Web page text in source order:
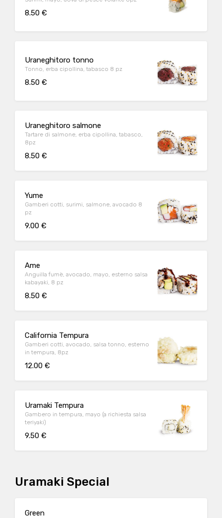
8.50 €
Uraneghitoro tonno
Tonno, erba cipollina, tabasco 8 pz
8.50 €
Uraneghitoro salmone
Tartare di salmone, erba cipollina, tabasco,
8pz
8.50 €
Yume
Gamberi cotti, surimi, salmone, avocado 8
pz
9.00 €
Ame
Anguilla fumè, avocado, mayo, esterno salsa
kabayaki, 8 pz
8.50 €
California Tempura
Gamberi cotti, avocado, salsa tonno, esterno
in tempura, 8pz
12.00 €
Uramaki Tempura
Gambero in tempura, mayo (a richiesta salsa
teriyaki)
9.50 €
Uramaki Special
Green